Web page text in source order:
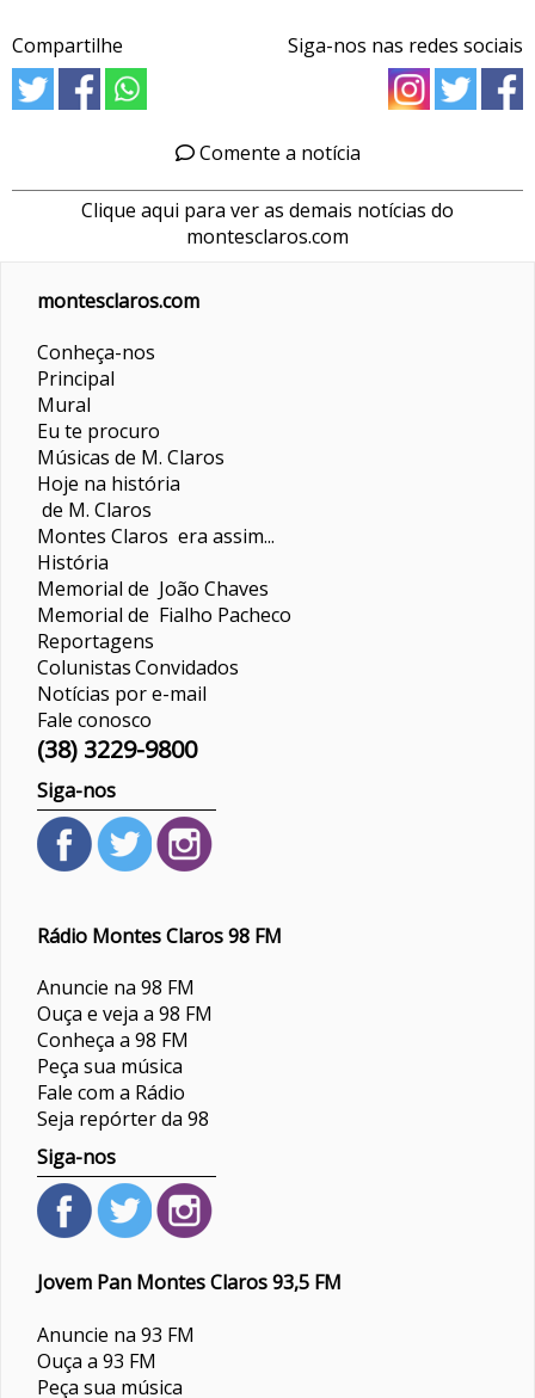
Compartilhe Siga-nos nas redes sociais
Comente a notícia
Clique aqui para ver as demais notícias do
montesclaros.com
montesclaros.com
Conheça-nos
Principal
Mural
Eu te procuro
Músicas de M. Claros
Hoje na história
de M. Claros
Montes Claros era assim...
História
Memorial de João Chaves
Memorial de Fialho Pacheco
Reportagens
ColunistasConvidados
Notícias por e-mail
Fale conosco
(38) 3229-9800
Siga-nos
Rádio Montes Claros 98 FM
Anuncie na 98 FM
Ouça e veja a 98 FM
Conheça a 98 FM
Peça sua música
Fale com a Rádio
Seja repórter da 98
Siga-nos
Jovem Pan Montes Claros 93,5 FM
Anuncie na 93 FM
Ouça a 93 FM
Peça sua música